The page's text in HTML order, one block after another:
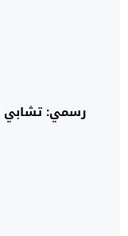
رسمي: تشابي